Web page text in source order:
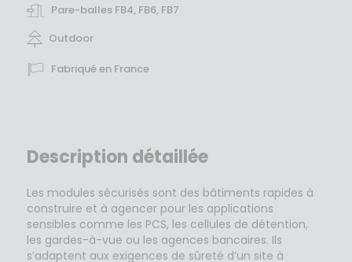
Pare-balles FB4, FB6, FB7
Outdoor
Fabriqué en France
Description détaillée
Les modules sécurisés sont des bâtiments rapides à
construire et à agencer pour les applications
sensibles comme les PCS, les cellules de détention,
les gardes-à-vue ou les agences bancaires. Ils
s’adaptent aux exigences de sûreté d’un site à